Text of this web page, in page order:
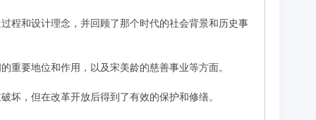
程和设计理念，并回顾了那个时代的社会背景和历史事
重要地位和作用，以及宋美龄的慈善事业等方面。
坏，但在改革开放后得到了有效的保护和修缮。